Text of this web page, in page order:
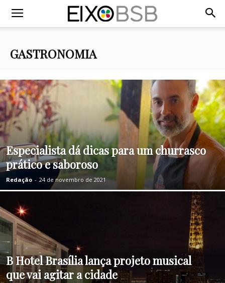
GASTRONOMIA
Especialista dá dicas para um churrasco
prático e saboroso
Redação - 24 de novembro de 2021
B Hotel Brasília lança projeto musical
que vai agitar a cidade